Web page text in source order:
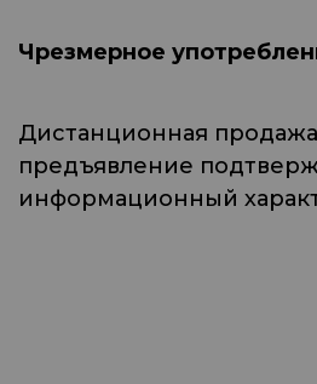
Чрезмерное
Дистанционная
предъявление
информационный